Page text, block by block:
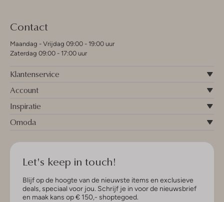
Contact
Maandag - Vrijdag 09:00 - 19:00 uur
Zaterdag 09:00 - 17:00 uur
Klantenservice
Account
Inspiratie
Omoda
Let's keep in touch!
Blijf op de hoogte van de nieuwste items en exclusieve
deals, speciaal voor jou. Schrijf je in voor de nieuwsbrief
en maak kans op € 150,- shoptegoed.